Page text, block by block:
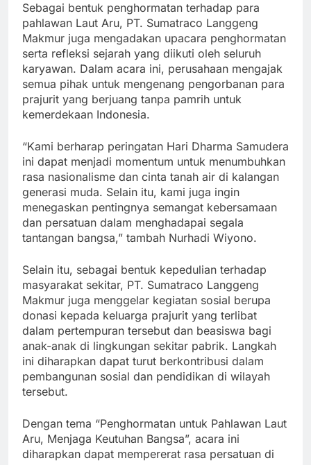
Sebagai bentuk penghormatan terhadap para
pahlawan Laut Aru, PT. Sumatraco Langgeng
Makmur juga mengadakan upacara penghormatan
serta refleksi sejarah yang diikuti oleh seluruh
karyawan. Dalam acara ini, perusahaan mengajak
semua pihak untuk mengenang pengorbanan para
prajurit yang berjuang tanpa pamrih untuk
kemerdekaan Indonesia.
“Kami berharap peringatan Hari Dharma Samudera
ini dapat menjadi momentum untuk menumbuhkan
rasa nasionalisme dan cinta tanah air di kalangan
generasi muda. Selain itu, kami juga ingin
menegaskan pentingnya semangat kebersamaan
dan persatuan dalam menghadapai segala
tantangan bangsa,” tambah Nurhadi Wiyono.
Selain itu, sebagai bentuk kepedulian terhadap
masyarakat sekitar, PT. Sumatraco Langgeng
Makmur juga menggelar kegiatan sosial berupa
donasi kepada keluarga prajurit yang terlibat
dalam pertempuran tersebut dan beasiswa bagi
anak-anak di lingkungan sekitar pabrik. Langkah
ini diharapkan dapat turut berkontribusi dalam
pembangunan sosial dan pendidikan di wilayah
tersebut.
Dengan tema “Penghormatan untuk Pahlawan Laut
Aru, Menjaga Keutuhan Bangsa”, acara ini
diharapkan dapat mempererat rasa persatuan di